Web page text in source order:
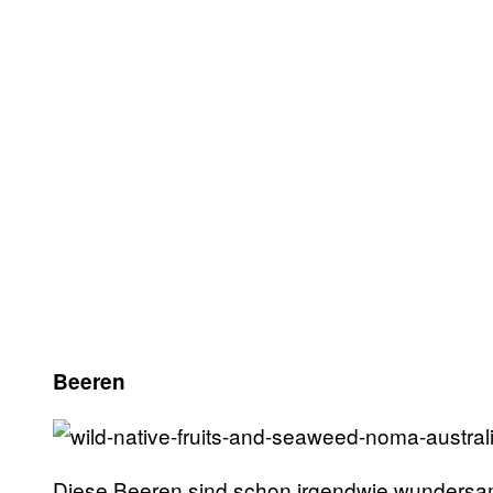
Beeren